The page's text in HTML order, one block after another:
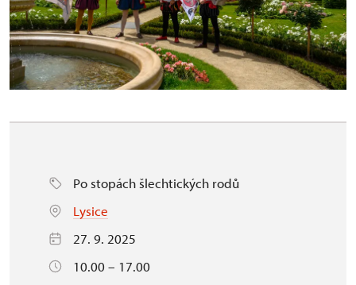
Po stopách šlechtických rodů
Lysice
27. 9. 2025
10.00 – 17.00